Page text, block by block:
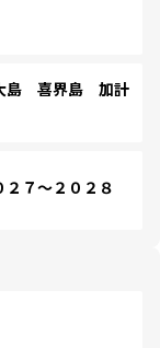
島 喜界島 加計
７～２０２８